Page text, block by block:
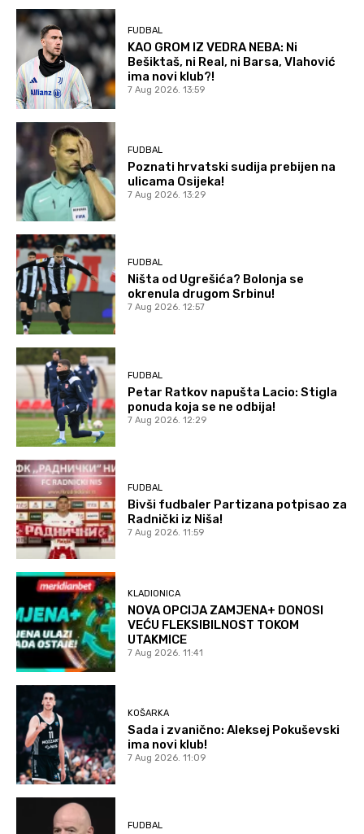
FUDBAL
KAO GROM IZ VEDRA NEBA: Ni
Bešiktaš, ni Real, ni Barsa, Vlahović
ima novi klub?!
7 Aug 2026. 13:59
FUDBAL
Poznati hrvatski sudija prebijen na
ulicama Osijeka!
7 Aug 2026. 13:29
FUDBAL
Ništa od Ugrešića? Bolonja se
okrenula drugom Srbinu!
7 Aug 2026. 12:57
FUDBAL
Petar Ratkov napušta Lacio: Stigla
ponuda koja se ne odbija!
7 Aug 2026. 12:29
FUDBAL
Bivši fudbaler Partizana potpisao za
Radnički iz Niša!
7 Aug 2026. 11:59
KLADIONICA
NOVA OPCIJA ZAMJENA+ DONOSI
VEĆU FLEKSIBILNOST TOKOM
UTAKMICE
7 Aug 2026. 11:41
KOŠARKA
Sada i zvanično: Aleksej Pokuševski
ima novi klub!
7 Aug 2026. 11:09
FUDBAL